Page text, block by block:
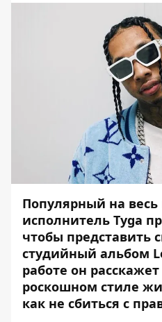
Популярный на
исполнитель Tyga
чтобы представить
студийный альбом
работе он
роскошном стиле
как не сбиться с